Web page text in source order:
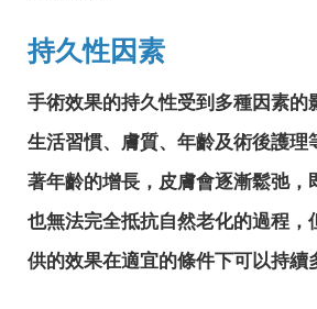
持久性因素
手術效果的持久性受到多種因素的
生活習慣、膚質、年齡及術後護理
著年齡的增長，皮膚會逐漸鬆弛，
也無法完全抵抗自然老化的過程，
供的效果在適宜的條件下可以持續